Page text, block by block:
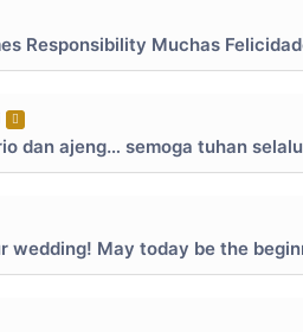
Responsibility Muchas
dan ajeng… semoga tuhan
wedding! May today be the